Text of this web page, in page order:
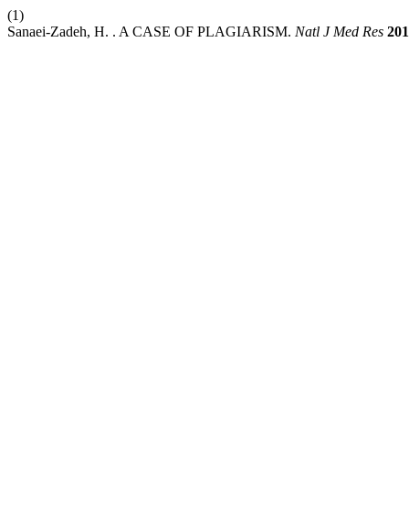
(1)
Sanaei-Zadeh, H. . A CASE OF PLAGIARISM. Natl J Med Res